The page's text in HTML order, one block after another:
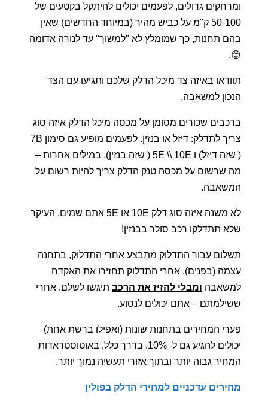
ומרחקים גדולים, לפעמים יכולים להיתקל בקטעים של
50-100 ק"מ על כביש מהיר (במיוחד החדשים) שאין
בהם תחנות, כך שמומלץ לא "למשוך" עד לנורה אדומה
😊.
תוודאו באיזה צד מיכל הדלק שלכם ותגיעו עם הצד
הנכון למשאבה.
ברכבים שכורים מסומן על מכסה מיכל הדלק איזה סוג
צריך לתדלק: דיזל או בנזין. לפעמים מופיע גם סימון 7B
( שזה דיזל) ו 5E \\ 10E ( שזה בנזין). במילים אחרות –
מה שרשום על מכסה טנק הדלק צריך להיות רשום על
המשאבה.
לא משנה איזה סוג דלק 10E או 5E אתם שמים. העיקר
שלא תתדלקו רכב סולר בבנזין!
תשלום עבור התדלוק מתבצע אחרי התדלוק, בתחנה
עצמה (בפנים). אחרי התדלוק תחזירו את האקדח
למשאבה ומבלי להזיז את הרכבתיגשו לשלם. אחרי
ששילמתם – אתם יכולים לנסוע.
פערי המחירים בתחנות שונות (ואפילו ברשת אחת)
יכולים להגיע גם ל- 10%. בדרך כלל, באוטוסטראדות
המחיר גבוה יותר ובתוך אזורי תעשיה נמוך יותר.
מחירים עדכניים למחירי הדלק בפולין